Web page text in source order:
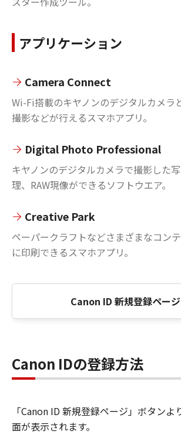
アプリケーション
Camera Connect
Wi-Fi搭載のキヤノンのデジタルカメラ
撮影などが行えるスマホアプリ。
Digital Photo Professional
キヤノンのデジタルカメラで撮影した
理、RAW現像ができるソフトウエア。
Creative Park
ペーパークラフトなどさまざまなコン
に印刷できるスマホアプリ。
Canon ID 新規登録ページ
Canon IDの登録方法
「Canon ID 新規登録ページ」ボタンよ
面が表示されます。